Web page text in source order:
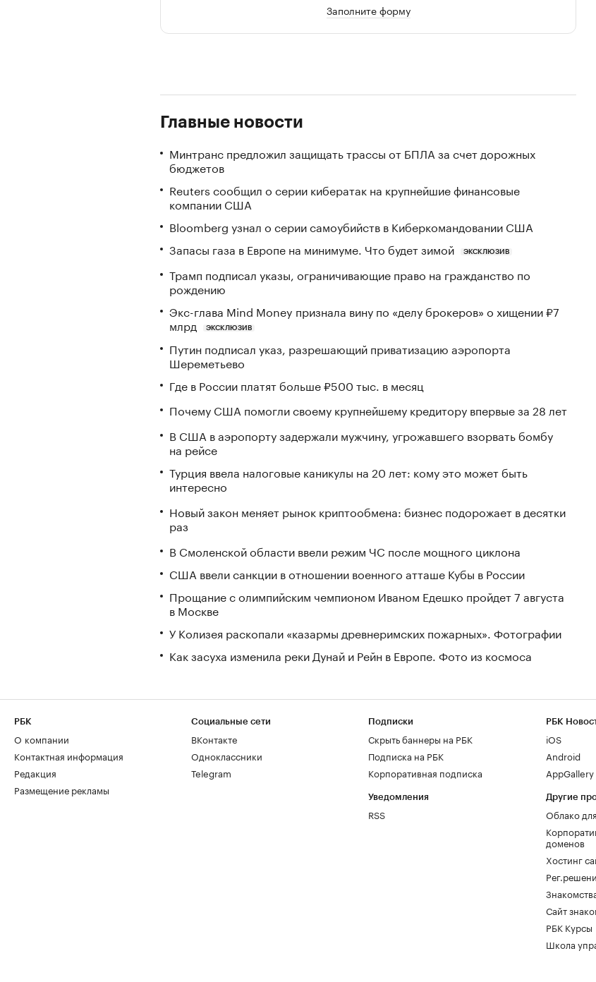
Заполните форму
Главные новости
Минтранс предложил защищать трассы от БПЛА за счет дорожных
бюджетов
Reuters сообщил о серии кибератак на крупнейшие финансовые
компании США
Bloomberg узнал о серии самоубийств в Киберкомандовании США
Запасы газа в Европе на минимуме. Что будет зимой
ЭКСКЛЮЗИВ
Трамп подписал указы, ограничивающие право на гражданство по
рождению
Экс-глава Mind Money признала вину по «делу брокеров» о хищении ₽7
млрд
ЭКСКЛЮЗИВ
Путин подписал указ, разрешающий приватизацию аэропорта
Шереметьево
Где в России платят больше ₽500 тыс. в месяц
Почему США помогли своему крупнейшему кредитору впервые за 28 лет
В США в аэропорту задержали мужчину, угрожавшего взорвать бомбу
на рейсе
Турция ввела налоговые каникулы на 20 лет: кому это может быть
интересно
Новый закон меняет рынок криптообмена: бизнес подорожает в десятки
раз
В Смоленской области ввели режим ЧС после мощного циклона
США ввели санкции в отношении военного атташе Кубы в России
Прощание с олимпийским чемпионом Иваном Едешко пройдет 7 августа
в Москве
У Колизея раскопали «казармы древнеримских пожарных». Фотографии
Как засуха изменила реки Дунай и Рейн в Европе. Фото из космоса
РБК
О компании
Контактная информация
Редакция
Размещение рекламы
Социальные сети
ВКонтакте
Одноклассники
Telegram
Подписки
Скрыть баннеры на РБК
Подписка на РБК
Корпоративная подписка
Уведомления
RSS
РБК
iOS
Android
AppGallery
Другие
Облако
доменов
Хостинг
Сайт
РБК Курсы
Школа